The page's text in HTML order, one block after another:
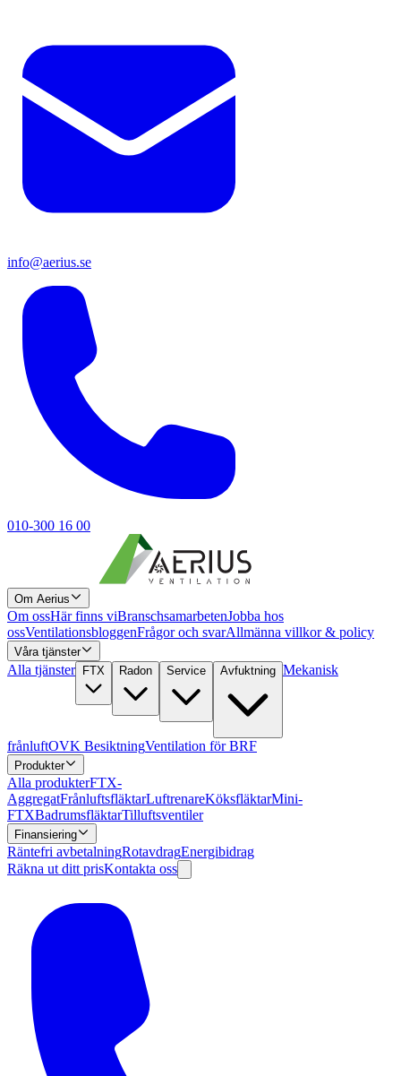
info@aerius.se
010-300 16 00
Om Aerius
Om ossHär finns viBranschsamarbetenJobba hos
ossVentilationsbloggenFrågor och svarAllmänna villkor & policy
Våra tjänster
Alla tjänster FTX Radon Service Avfuktning Mekanisk
frånluftOVK BesiktningVentilation för BRF
Produkter
Alla produkterFTX-
AggregatFrånluftsfläktarLuftrenareKöksfläktarMini-
FTXBadrumsfläktarTilluftsventiler
Finansiering
Räntefri avbetalningRotavdragEnergibidrag
Räkna ut ditt prisKontakta oss